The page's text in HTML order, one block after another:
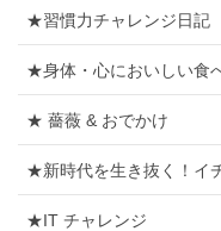
★習慣力チャレンジ日記
★身体・心においしい食
★ 薔薇 & おでかけ
★新時代を生き抜く！イ
★IT チャレンジ